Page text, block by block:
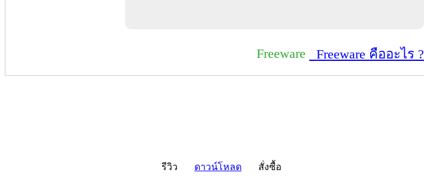
Freeware Freeware คืออะไร ?
รีวิว ดาวน์โหลด สั่งซื้อ